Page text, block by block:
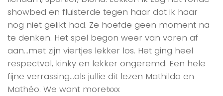
showbed en fluisterde tegen haar dat ik haar
nog niet gelikt had. Ze hoefde geen moment na
te denken. Het spel begon weer van voren af
aan…met zijn viertjes lekker los. Het ging heel
respectvol, kinky en lekker ongeremd. Een hele
fijne verrassing…als jullie dit lezen Mathilda en
Mathéo. We want more!xxx